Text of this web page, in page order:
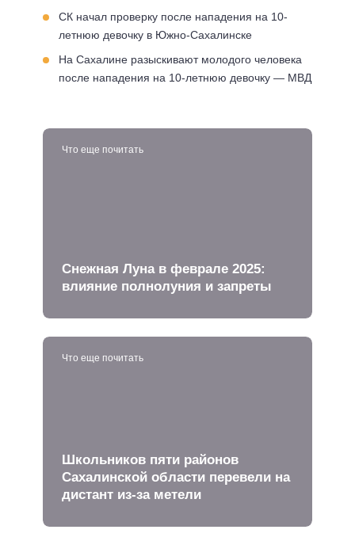
СК начал проверку после нападения на 10-
летнюю девочку в Южно-Сахалинске
На Сахалине разыскивают молодого человека
после нападения на 10-летнюю девочку — МВД
Что еще почитать
Снежная Луна в феврале 2025:
влияние полнолуния и запреты
Что еще почитать
Школьников пяти районов
Сахалинской области перевели на
дистант из-за метели